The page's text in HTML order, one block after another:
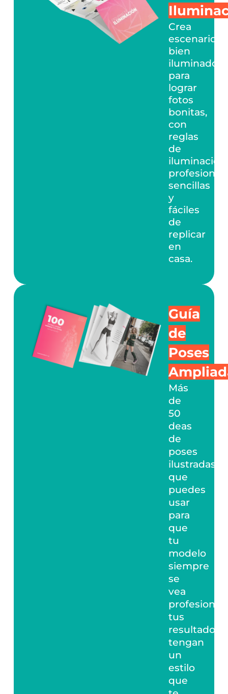
Crea
escenarios
bien
iluminados
para
lograr
fotos
bonitas,
con
reglas
de
iluminación
profesional,
sencillas
y
fáciles
de
replicar
en
casa.
Guía
de
Poses
Más
de
50
deas
de
poses
ilustradas
que
puedes
usar
para
que
tu
modelo
siempre
se
vea
profesional,
tus
resultados
tengan
un
estilo
que